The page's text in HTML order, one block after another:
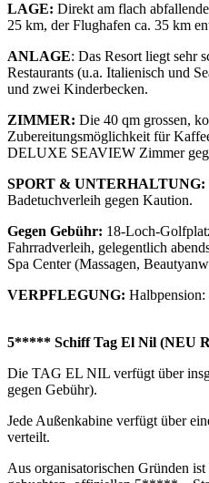
LAGE: Direkt am flach
25 km, der Flughafen ca. 35 km
ANLAGE: Das Resort liegt sehr
Restaurants (u.a. Italienisch und
und zwei Kinderbecken.
ZIMMER: Die 40 qm grossen,
Zubereitungsmöglichkeit für
DELUXE SEAVIEW Zimmer
SPORT & UNTERHALTUNG:
Badetuchverleih gegen Kaution.
Gegen Gebühr: 18-Loch-
Fahrradverleih, gelegentlich
Spa Center (Massagen,
VERPFLEGUNG:
5***** Schiff Tag El Nil (NEU
Die TAG EL NIL verfügt über
gegen Gebühr).
Jede Außenkabine verfügt über
verteilt.
Aus organisatorischen Gründen